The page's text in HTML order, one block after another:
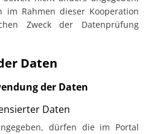
im Rahmen dieser Kooperation
Zweck der Datenprüfung
Daten
der Daten
Daten
dürfen die im Portal